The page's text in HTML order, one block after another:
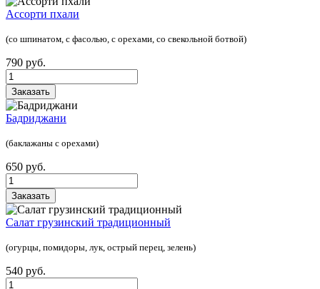
Ассорти пхали
(со шпинатом, с фасолью, с орехами, со свекольной ботвой)
790 руб.
Заказать
Бадриджани
(баклажаны с орехами)
650 руб.
Заказать
Салат грузинский традиционный
(огурцы, помидоры, лук, острый перец, зелень)
540 руб.